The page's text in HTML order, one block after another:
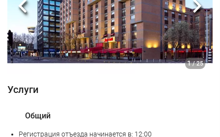
1 / 25
Предыдущий
Услуги
Общий
Регистрация отъезда начинается в: 12:00